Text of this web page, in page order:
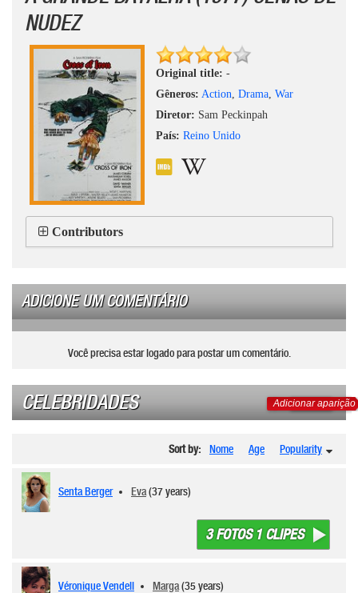
NUDEZ
Original title: -
Gêneros: Action, Drama, War
Diretor: Sam Peckinpah
País: Reino Unido
Contributors
ADICIONE UM COMENTÁRIO
Você precisa estar logado para postar um comentário.
CELEBRIDADES Adicionar aparição
Sort by: Nome Age Popularity
Senta Berger Eva(37 years)
3 FOTOS 1 CLIPES
Véronique Vendell Marga(35 years)